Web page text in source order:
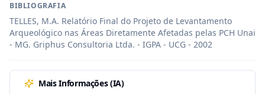
BIBLIOGRAFIA
TELLES, M.A. Relatório Final do Projeto de Levantamento
Arqueológico nas Áreas Diretamente Afetadas pelas PCH Unai
- MG. Griphus Consultoria Ltda. - IGPA - UCG - 2002
Mais Informações (IA)